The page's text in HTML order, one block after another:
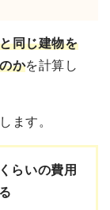
同じ建物を
かを計算し
ます。
らいの費用